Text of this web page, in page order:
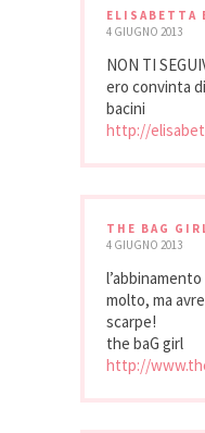
ELISABETTA
4 GIUGNO 2013
NON TI
ero convinta
bacini
http://
THE BAG
4 GIUGNO 2013
molto, ma
scarpe!
the baG girl
http://